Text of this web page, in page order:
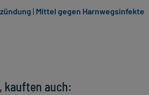
kauften auch:
| Mittel gegen Harnwegsinfekte